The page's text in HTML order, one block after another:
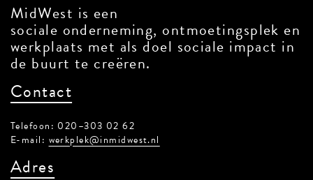
MidWest is een
sociale onderneming, ontmoetingsplek en
werkplaats met als doel sociale impact in
de buurt te creëren.
Contact
Telefoon: 020–303 02 62
E-mail: werkplek@inmidwest.nl
Adres